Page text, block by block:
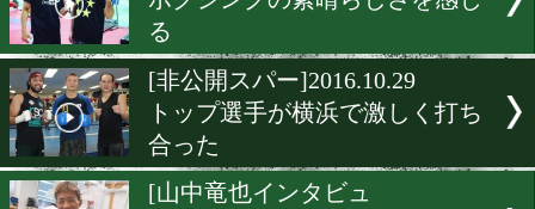
[独占インタビュー
決戦の地、ラスベガスへ
[引退後特集]2016.10.30